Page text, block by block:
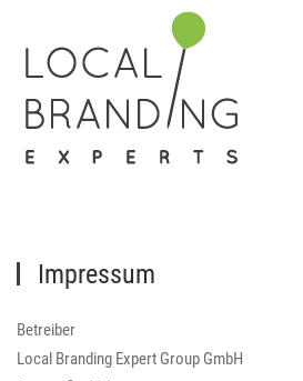
Impressum
Betreiber
Local Branding Expert Group GmbH